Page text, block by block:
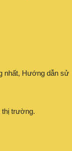
nhất, Hướng dẫn sử
thị trường.